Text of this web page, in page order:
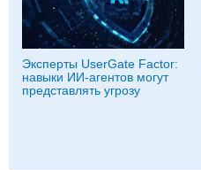
Эксперты UserGate Factor:
навыки ИИ-агентов могут
представлять угрозу